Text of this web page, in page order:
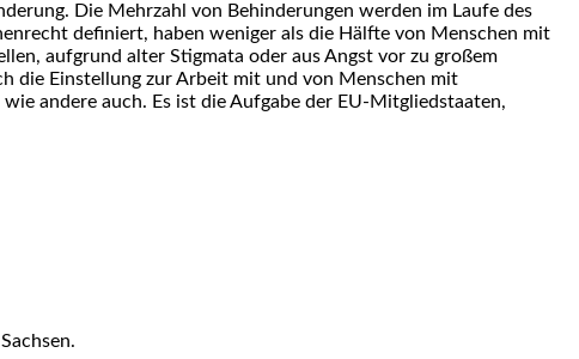
Die Mehrzahl von Behinderungen werden im Laufe des
definiert, haben weniger als die Hälfte von Menschen mit
aufgrund alter Stigmata oder aus Angst vor zu großem
die Einstellung zur Arbeit mit und von Menschen mit
andere auch. Es ist die Aufgabe der EU-Mitgliedstaaten,